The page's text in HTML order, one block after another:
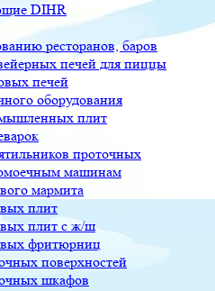
DIHR
ресторанов, баров
печей для пиццы
печей
оборудования
плит
проточных
машинам
мармита
плит
плит с ж/ш
фритюрниц
поверхностей
шкафов